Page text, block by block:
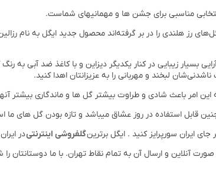
مناسبی برای جشن ها و مهمانیهای شماست.
رز هلندی را در بر گرفته‌اند محصول جدید ایگل به نام
است که با برگ آرایی بسیار زیبایی در کنار یکدیگر دیزاین و با
لبخند و مهربانی را به عزیزانتان اهدا کنید.
امر باعث شادی و طراوت بیشتر گل ها و ماندگاری بیشتر
قابل استفاده در روز عشاق میباشد و تازه بودن گل های
ایران سورپرایز کنید . ایگل برترینگلفروشی اینترنتیدر
آنلاین و ارسال آن به تمام نقاط تهران. با ما دوستانتان